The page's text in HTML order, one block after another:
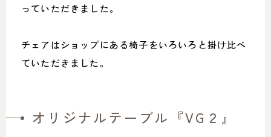
っていただきました。
チェアはショップにある椅子をいろいろと掛け比べ
ていただきました。
オリジナルテーブル『VG２』